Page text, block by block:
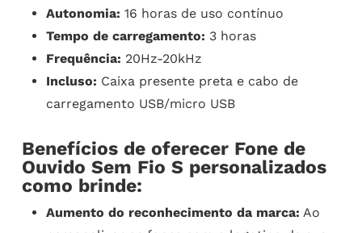
Autonomia: 16 horas de uso contínuo
Tempo de carregamento: 3 horas
Frequência: 20Hz-20kHz
Incluso: Caixa presente preta e cabo de
carregamento USB/micro USB
Benefícios de oferecer Fone de
Ouvido Sem Fio S personalizados
como brinde:
Aumento do reconhecimento da marca: Ao